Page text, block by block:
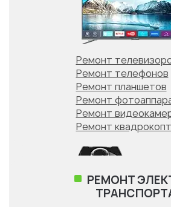
Ремонт
Ремонт XBOX
Ремонт Nintendo
РЕМОНТ
ТЕХНИКИ
Ремонт
Ремонт телефонов
Ремонт планшетов
Ремонт
Ремонт
Ремонт
РЕМОНТ